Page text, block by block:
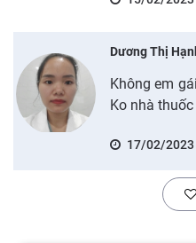
Dương Thị
Không em
Ko nhà
17/02/2023